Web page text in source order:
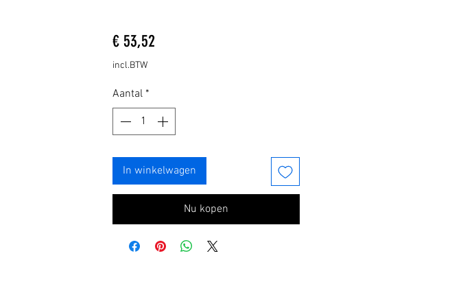
€ 53,52Prijs
incl.BTW
Aantal *
In winkelwagen
Nu kopen